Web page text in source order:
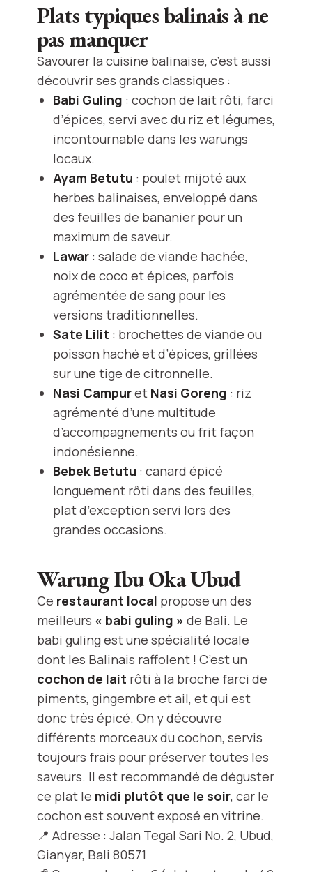
Plats typiques balinais à ne
pas manquer
Savourer la cuisine balinaise, c’est aussi
découvrir ses grands classiques :
Babi Guling : cochon de lait rôti, farci
d’épices, servi avec du riz et légumes,
incontournable dans les warungs
locaux.
Ayam Betutu : poulet mijoté aux
herbes balinaises, enveloppé dans
des feuilles de bananier pour un
maximum de saveur.
Lawar: salade de viande hachée,
noix de coco et épices, parfois
agrémentée de sang pour les
versions traditionnelles.
Sate Lilit : brochettes de viande ou
poisson haché et d’épices, grillées
sur une tige de citronnelle.
Nasi Campuret Nasi Goreng : riz
agrémenté d’une multitude
d’accompagnements ou frit façon
indonésienne.
Bebek Betutu : canard épicé
longuement rôti dans des feuilles,
plat d’exception servi lors des
grandes occasions.
Warung Ibu Oka Ubud
Ce restaurant local propose un des
meilleurs « babi guling » de Bali. Le
babi guling est une spécialité locale
dont les Balinais raffolent ! C’est un
cochon de lait rôti à la broche farci de
piments, gingembre et ail, et qui est
donc très épicé. On y découvre
différents morceaux du cochon, servis
toujours frais pour préserver toutes les
saveurs. Il est recommandé de déguster
ce plat le midi plutôt que le soir, car le
cochon est souvent exposé en vitrine.
📍 Adresse : Jalan Tegal Sari No. 2, Ubud,
Gianyar, Bali 80571